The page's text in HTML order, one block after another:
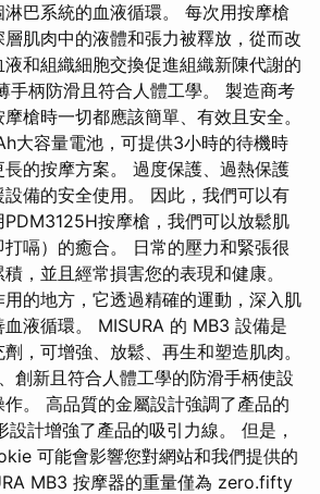
巴系統的血液循環。 每次用按摩槍
肌肉中的液體和張力被釋放，從而改
和組織細胞交換促進組織新陳代謝的
手柄防滑且符合人體工學。 製造商考
槍時一切都應該簡單、有效且安全。
大容量電池，可提供3小時的待機時
的按摩方案。 過度保護、過熱保護
備的安全使用。 因此，我們可以有
按摩槍，我們可以放鬆肌
嗝）的癒合。 日常的壓力和緊張很
，並且經常損害您的表現和健康。
的地方，它透過精確的運動，深入肌
液循環。 MISURA 的 MB3 設備是
，可增強、放鬆、再生和塑造肌肉。
創新且符合人體工學的防滑手柄使設
。 高品質的金屬設計強調了產品的
計增強了產品的吸引力線。 但是，
可能會影響您對網站和我們提供的
MB3 按摩器的重量僅為 zero.fifty